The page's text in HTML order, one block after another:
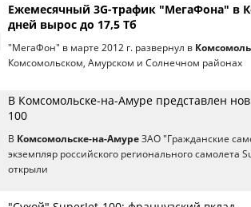
Ежемесячный 3G-трафик "МегаФона" в
дней вырос до 17,5 Тб
"МегаФон" в марте 2012 г. развернул в
Комсомольском, Амурском и Солнечном районах
В Комсомольске-на-Амуре представлен
100
В Комсомольске-на-Амуре ЗАО "Гражданские
экземпляр российского регионального самолета
открыли